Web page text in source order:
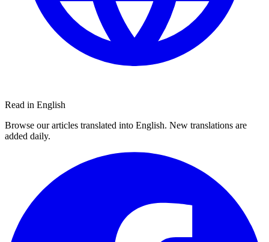
Read in English
Browse our articles translated into English. New translations are
added daily.